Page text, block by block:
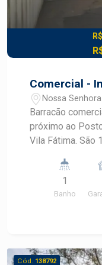
Comercial -
Nossa
Barracão
próximo ao
Vila Fátima. São 125 m² de terreno e 79,50 m² de
visita com um
1
Banho
Cód. 138792